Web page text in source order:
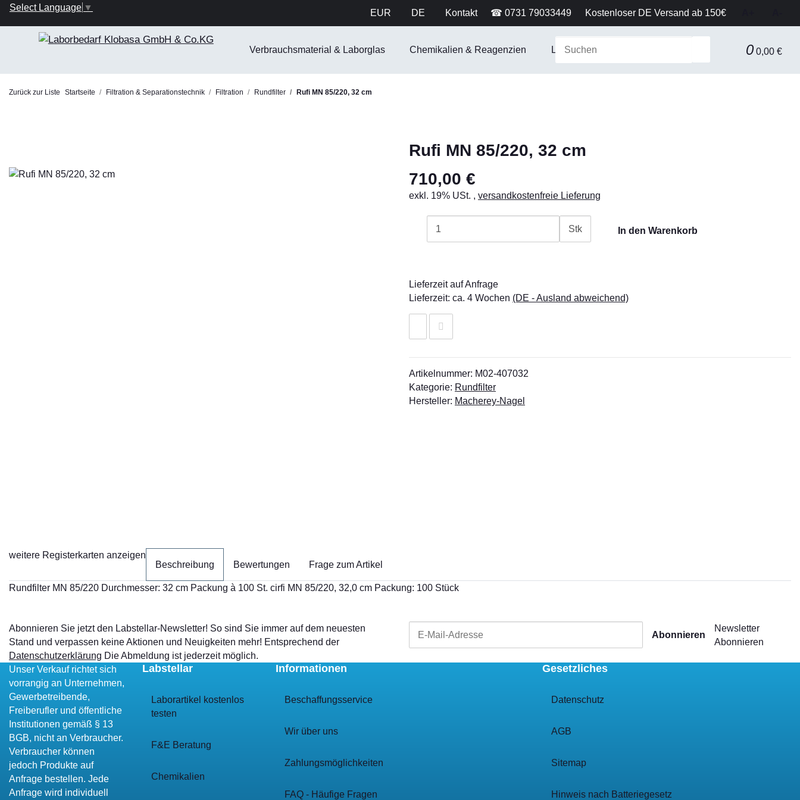
EUR DE Kontakt ☎ 0731 79033449 Kostenloser DE Versand ab 150€
Select Language ▼
0 0,00 €
Verbrauchsmaterial & Laborglas Chemikalien & Reagenzien Laborausstattung & Sicherheit Gerätetechnik
Zurück zur Liste Startseite Filtration & Separationstechnik Filtration Rundfilter Rufi MN 85/220, 32 cm
Rufi MN 85/220, 32 cm
710,00 €
exkl. 19% USt. , versandkostenfreie Lieferung
Stk In den Warenkorb
Lieferzeit auf Anfrage
Lieferzeit: ca. 4 Wochen (DE - Ausland abweichend)
Artikelnummer: M02-407032
Kategorie: Rundfilter
Hersteller: Macherey-Nagel
weitere Registerkarten anzeigen
Beschreibung
Bewertungen Frage zum Artikel
Rundfilter MN 85/220 Durchmesser: 32 cm Packung à 100 St. cirfi MN 85/220, 32,0 cm Packung: 100 Stück
Abonnieren Sie jetzt den Labstellar-Newsletter! So sind Sie immer auf dem neuesten
Stand und verpassen keine Aktionen und Neuigkeiten mehr! Entsprechend der
Datenschutzerklärung Die Abmeldung ist jederzeit möglich.
Abonnieren
Newsletter
Abonnieren
Unser Verkauf richtet sich
vorrangig an Unternehmen,
Gewerbetreibende,
Freiberufler und öffentliche
Institutionen gemäß § 13
BGB, nicht an Verbraucher.
Verbraucher können
jedoch Produkte auf
Anfrage bestellen. Jede
Anfrage wird individuell
Labstellar
Laborartikel kostenlos
testen
F&E Beratung
Chemikalien
Informationen
Beschaffungsservice
Wir über uns
Zahlungsmöglichkeiten
FAQ - Häufige Fragen
Gesetzliches
Datenschutz
AGB
Sitemap
Hinweis nach Batteriegesetz